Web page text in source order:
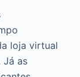
loja virtual
Já as